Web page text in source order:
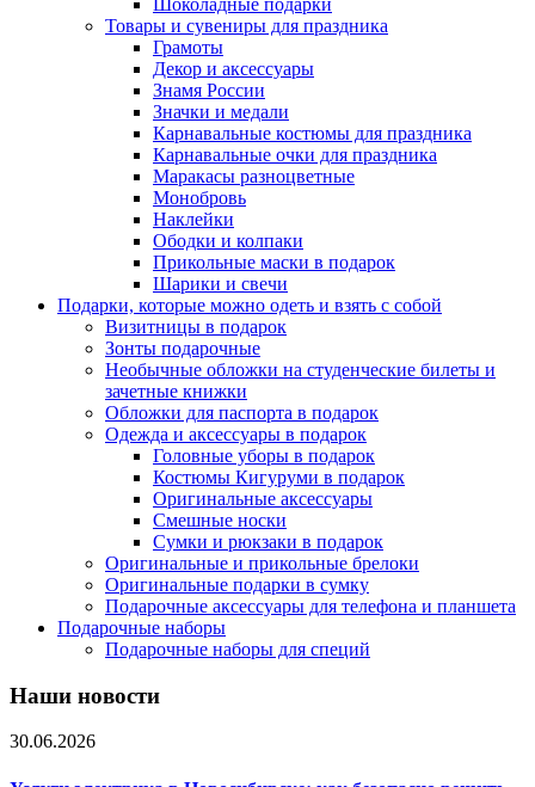
Шоколадные подарки
Товары и сувениры для праздника
Грамоты
Декор и аксессуары
Знамя России
Значки и медали
Карнавальные костюмы для праздника
Карнавальные очки для праздника
Маракасы разноцветные
Монобровь
Наклейки
Ободки и колпаки
Прикольные маски в подарок
Шарики и свечи
Подарки, которые можно одеть и взять с собой
Визитницы в подарок
Зонты подарочные
Необычные обложки на студенческие билеты и
зачетные книжки
Обложки для паспорта в подарок
Одежда и аксессуары в подарок
Головные уборы в подарок
Костюмы Кигуруми в подарок
Оригинальные аксессуары
Смешные носки
Сумки и рюкзаки в подарок
Оригинальные и прикольные брелоки
Оригинальные подарки в сумку
Подарочные аксессуары для телефона и планшета
Подарочные наборы
Подарочные наборы для специй
Наши новости
30.06.2026